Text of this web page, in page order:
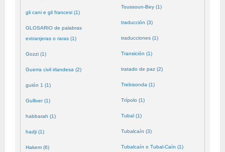
gli cani e gli francesi (1)
GLOSARIO de palabras
extranjeras o raras (1)
Gozzi (1)
Guerra civil irlandesa (2)
guión 1 (1)
Gulliver (1)
habbarah (1)
hadji (1)
Hakem (6)
Toussoun-Bey (1)
traducción (3)
traducciones (1)
Transición (1)
tratado de paz (2)
Trebisonda (1)
Trípolo (1)
Tubal (1)
Tubalcaín (3)
Tubalcaín o Tubal-Caín (1)